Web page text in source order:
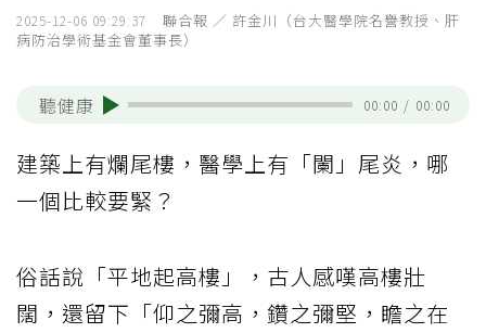
2025-12-06 09:29:37
聯合報 ／ 許金川（台大醫學院名譽教授、肝
病防治學術基金會董事長）
聽健康 00:00 / 00:00
建築上有爛尾樓，醫學上有「闌」尾炎，哪
一個比較要緊？
俗話說「平地起高樓」，古人感嘆高樓壯
闊，還留下「仰之彌高，鑽之彌堅，瞻之在